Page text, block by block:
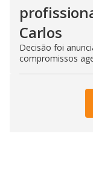
Carlos
Decisão foi
compromissos